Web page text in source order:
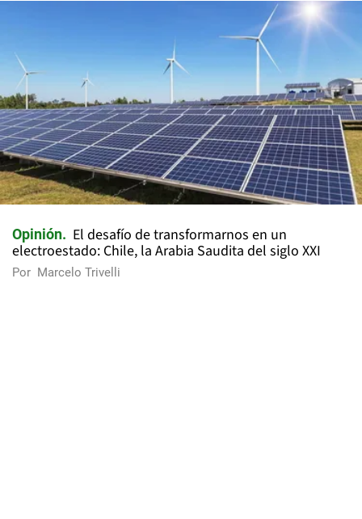
Opinión
El desafío de transformarnos en un
electroestado: Chile, la Arabia Saudita del siglo XXI
Por Marcelo Trivelli